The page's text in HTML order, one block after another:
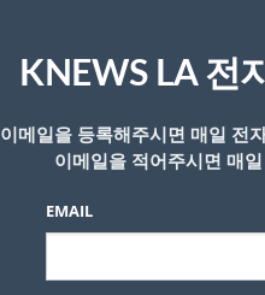
는 이에 따라 갈린다.
하는 행위는 시 소유 재산
이 터널 벽을 하얗게 덧칠
혀졌다.
서 “도시 작업팀이 세컨
KNEWS LA 전
이메일을 등록해주시면 매일 전
이메일을 적어주시면 매
EMAIL